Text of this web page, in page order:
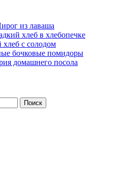
из лаваша
хлеб в хлебопечке
с солодом
бочковые помидоры
домашнего посола